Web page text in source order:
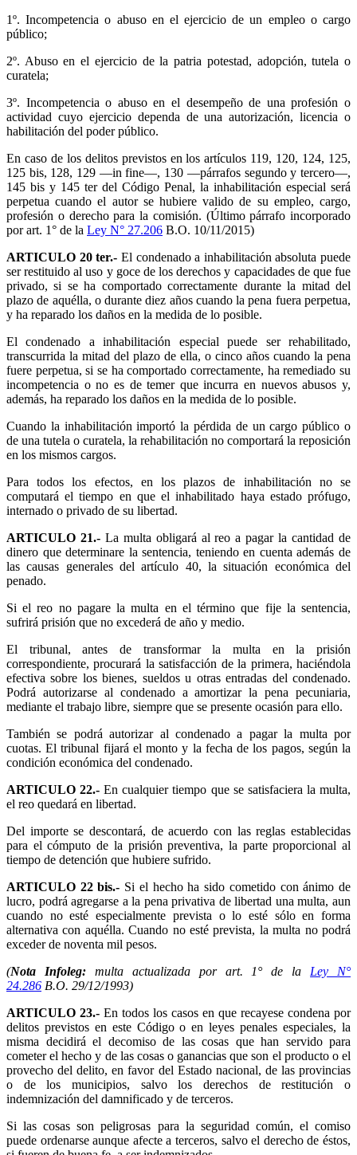
1º. Incompetencia o abuso en el ejercicio de un empleo o cargo
público;
2º. Abuso en el ejercicio de la patria potestad, adopción, tutela o
curatela;
3º. Incompetencia o abuso en el desempeño de una profesión o
actividad cuyo ejercicio dependa de una autorización, licencia o
habilitación del poder público.
En caso de los delitos previstos en los artículos 119, 120, 124, 125,
125 bis, 128, 129 —in fine—, 130 —párrafos segundo y tercero—,
145 bis y 145 ter del Código Penal, la inhabilitación especial será
perpetua cuando el autor se hubiere valido de su empleo, cargo,
profesión o derecho para la comisión. (Último párrafo incorporado
por art. 1° de la Ley N° 27.206 B.O. 10/11/2015)
ARTICULO 20 ter.- El condenado a inhabilitación absoluta puede
ser restituido al uso y goce de los derechos y capacidades de que fue
privado, si se ha comportado correctamente durante la mitad del
plazo de aquélla, o durante diez años cuando la pena fuera perpetua,
y ha reparado los daños en la medida de lo posible.
El condenado a inhabilitación especial puede ser rehabilitado,
transcurrida la mitad del plazo de ella, o cinco años cuando la pena
fuere perpetua, si se ha comportado correctamente, ha remediado su
incompetencia o no es de temer que incurra en nuevos abusos y,
además, ha reparado los daños en la medida de lo posible.
Cuando la inhabilitación importó la pérdida de un cargo público o
de una tutela o curatela, la rehabilitación no comportará la reposición
en los mismos cargos.
Para todos los efectos, en los plazos de inhabilitación no se
computará el tiempo en que el inhabilitado haya estado prófugo,
internado o privado de su libertad.
ARTICULO 21.-La multa obligará al reo a pagar la cantidad de
dinero que determinare la sentencia, teniendo en cuenta además de
las causas generales del artículo 40, la situación económica del
penado.
Si el reo no pagare la multa en el término que fije la sentencia,
sufrirá prisión que no excederá de año y medio.
El tribunal, antes de transformar la multa en la prisión
correspondiente, procurará la satisfacción de la primera, haciéndola
efectiva sobre los bienes, sueldos u otras entradas del condenado.
Podrá autorizarse al condenado a amortizar la pena pecuniaria,
mediante el trabajo libre, siempre que se presente ocasión para ello.
También se podrá autorizar al condenado a pagar la multa por
cuotas. El tribunal fijará el monto y la fecha de los pagos, según la
condición económica del condenado.
ARTICULO 22.- En cualquier tiempo que se satisfaciera la multa,
el reo quedará en libertad.
Del importe se descontará, de acuerdo con las reglas establecidas
para el cómputo de la prisión preventiva, la parte proporcional al
tiempo de detención que hubiere sufrido.
ARTICULO 22 bis.- Si el hecho ha sido cometido con ánimo de
lucro, podrá agregarse a la pena privativa de libertad una multa, aun
cuando no esté especialmente prevista o lo esté sólo en forma
alternativa con aquélla. Cuando no esté prevista, la multa no podrá
exceder de noventa mil pesos.
(Nota Infoleg:multa actualizada por art. 1° de la Ley N°
24.286 B.O. 29/12/1993)
ARTICULO 23.- En todos los casos en que recayese condena por
delitos previstos en este Código o en leyes penales especiales, la
misma decidirá el decomiso de las cosas que han servido para
cometer el hecho y de las cosas o ganancias que son el producto o el
provecho del delito, en favor del Estado nacional, de las provincias
o de los municipios, salvo los derechos de restitución o
indemnización del damnificado y de terceros.
Si las cosas son peligrosas para la seguridad común, el comiso
puede ordenarse aunque afecte a terceros, salvo el derecho de éstos,